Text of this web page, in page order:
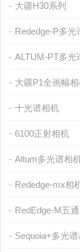
大疆H30系列
Rededge-P多光
ALTUM-PT多光
大疆P1全画幅
十光谱相机
6100正射相机
Altum多光谱相
Rededge-mx相
RedEdge-M五
Sequoia+多光